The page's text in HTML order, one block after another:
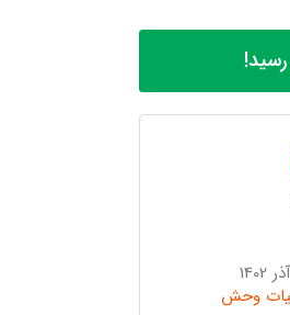
رسید!
وحش